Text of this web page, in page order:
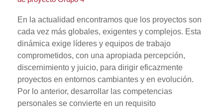
En la actualidad encontramos que los proyectos son
cada vez más globales, exigentes y complejos. Esta
dinámica exige líderes y equipos de trabajo
comprometidos, con una apropiada percepción,
discernimiento y juicio, para dirigir eficazmente
proyectos en entornos cambiantes y en evolución.
Por lo anterior, desarrollar las competencias
personales se convierte en un requisito